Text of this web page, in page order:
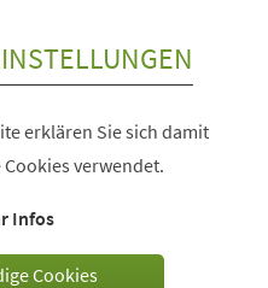
erklären Sie sich damit
verwendet.
Infos
Cookies